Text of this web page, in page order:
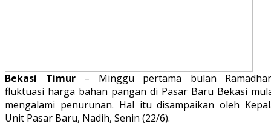
Bekasi Timur– Minggu pertama bulan
fluktuasi harga bahan pangan di Pasar Baru Bekasi
mengalami penurunan. Hal itu disampaikan oleh
Unit Pasar Baru, Nadih, Senin (22/6).